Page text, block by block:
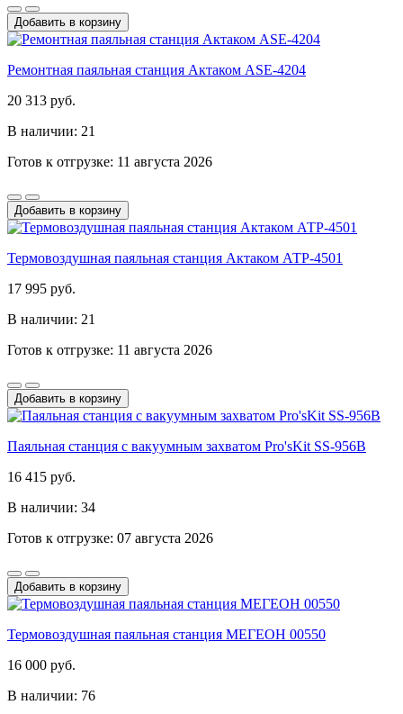
Добавить в корзину
Ремонтная паяльная станция Актаком ASE-4204
20 313 руб.
В наличии: 21
Готов к отгрузке: 11 августа 2026
Добавить в корзину
Термовоздушная паяльная станция Актаком АТР-4501
17 995 руб.
В наличии: 21
Готов к отгрузке: 11 августа 2026
Добавить в корзину
Паяльная станция с вакуумным захватом Pro'sKit SS-956B
16 415 руб.
В наличии: 34
Готов к отгрузке: 07 августа 2026
Добавить в корзину
Термовоздушная паяльная станция МЕГЕОН 00550
16 000 руб.
В наличии: 76